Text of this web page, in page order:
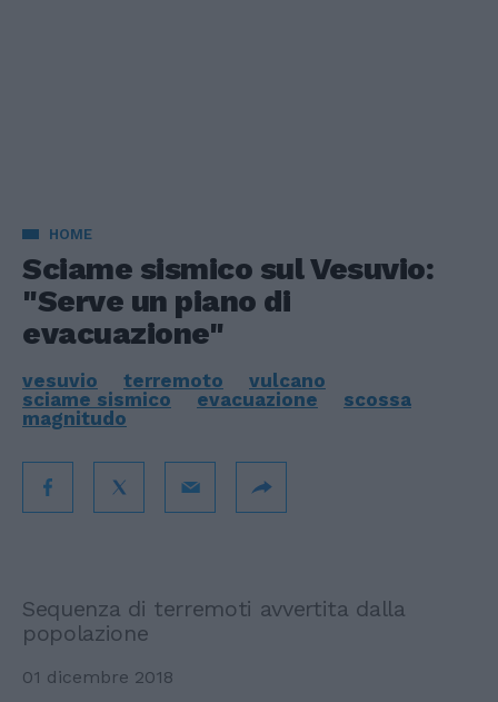
HOME
Sciame sismico sul Vesuvio:
"Serve un piano di
evacuazione"
vesuvio terremoto
vulcano
sciame sismico
evacuazione
scossa
magnitudo
Sequenza di terremoti avvertita dalla
popolazione
01 dicembre 2018